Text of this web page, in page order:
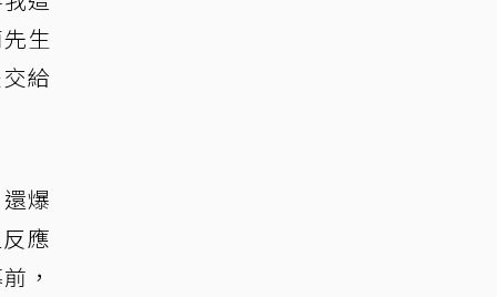
生
給
爆
應
，